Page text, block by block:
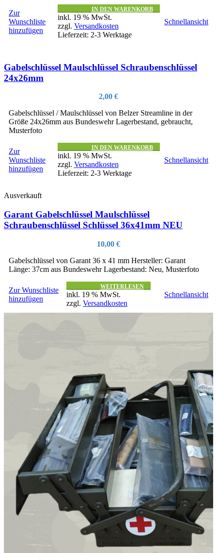
Zur
Wunschliste
hinzufügen
IN DEN WARENKORB
inkl. 19 % MwSt.
zzgl. Versandkosten
Lieferzeit: 2-3 Werktage
Schnellansicht
Gabelschlüssel Maulschlüssel Schraubenschlüssel
24x26mm
2,00 €
Gabelschlüssel / Maulschlüssel von Belzer Streamline in der
Größe 24x26mm aus Bundeswehr Lagerbestand, gebraucht,
Musterfoto
Zur
Wunschliste
hinzufügen
IN DEN WARENKORB
inkl. 19 % MwSt.
zzgl. Versandkosten
Lieferzeit: 2-3 Werktage
Schnellansicht
Ausverkauft
Garant Gabelschlüssel Maulschlüssel
Schraubenschlüssel Schlüssel 36x41mm NEU
10,00 €
Gabelschlüssel von Garant 36 x 41 mm Hersteller: Garant
Länge: 37cm aus Bundeswehr Lagerbestand: Neu, Musterfoto
Zur Wunschliste
hinzufügen
WEITERLESEN
inkl. 19 % MwSt.
zzgl. Versandkosten
Schnellansicht